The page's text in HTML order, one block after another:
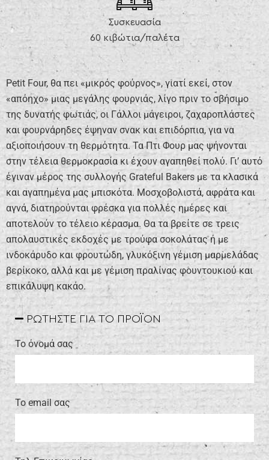
Συσκευασία
60 κιβώτια/παλέτα
Petit Four, θα πει «μικρός φούρνος», γιατί εκεί, στον
«απόηχο» μιας μεγάλης φουρνιάς, λίγο πριν το σβήσιμο
της δυνατής φωτιάς, οι Γάλλοι μάγειροι, ζαχαροπλάστες
και φουρνάρηδες έψηναν σνακ και επιδόρπια, για να
αξιοποιήσουν τη θερμότητα. Τα Πτι Φουρ μας ψήνονται
στην τέλεια θερμοκρασία κι έχουν αγαπηθεί πολύ. Γι’ αυτό
έγιναν μέρος της συλλογής Grateful Bakers με τα κλασικά
και αγαπημένα μας μπισκότα. Μοσχοβολιστά, αφράτα και
αγνά, διατηρούνται φρέσκα για πολλές ημέρες και
αποτελούν το τέλειο κέρασμα. Θα τα βρείτε σε τρεις
απολαυστικές εκδοχές με τρούφα σοκολάτας ή με
ινδοκάρυδο και φρουτώδη, γλυκόξινη γέμιση μαρμελάδας
βερίκοκο, αλλά και με γέμιση πραλίνας φουντουκιού και
επικάλυψη κακάο.
ΡΩΤΗΣΤΕ ΓΙΑ ΤΟ ΠΡΟΪΟΝ
Το όνομά σας
Το email σας